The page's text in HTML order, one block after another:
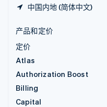
中国内地 (简体中文)
产品和定价
定价
Atlas
Authorization Boost
Billing
Capital